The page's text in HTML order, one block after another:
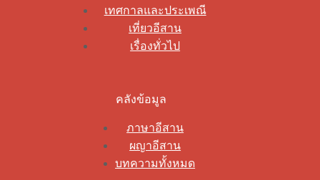
เทศกาลและประเพณี
เที่ยวอีสาน
เรื่องทั่วไป
คลังข้อมูล
ภาษาอีสาน
ผญาอีสาน
บทความทั้งหมด